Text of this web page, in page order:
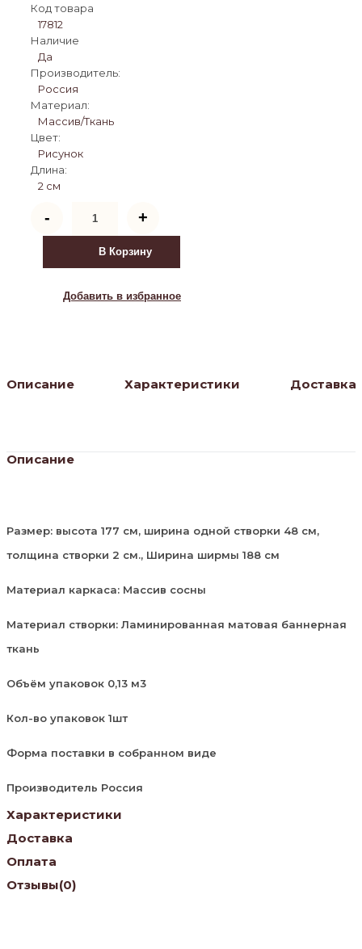
Код товара
17812
Наличие
Да
Производитель:
Россия
Материал:
Массив/Ткань
Цвет:
Рисунок
Длина:
2 см
-
товара
Ширма
1402-
4
города
+
В Корзину
Добавить в избранное
Описание Характеристики Доставка
Описание
Размер: высота 177 см, ширина одной створки 48 см,
толщина створки 2 см., Ширина ширмы 188 см
Материал каркаса: Массив сосны
Материал створки: Ламинированная матовая баннерная
ткань
Объём упаковок 0,13 м3
Кол-во упаковок 1шт
Форма поставки в собранном виде
Производитель Россия
Характеристики
Доставка
Оплата
Отзывы(0)